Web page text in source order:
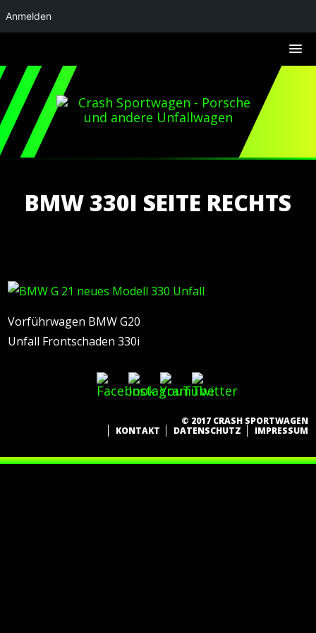
BMW 330I SEITE RECHTS
Vorführwagen BMW G20
Unfall Frontschaden 330i
© 2017 CRASH SPORTWAGEN
KONTAKT
DATENSCHUTZ IMPRESSUM
Anmelden